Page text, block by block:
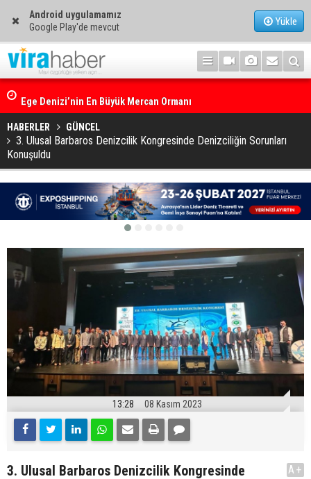
Android uygulamamız
Google Play'de mevcut
Yükle
Ege Denizi’nin En Büyük Mercan Ormanı
HABERLER GÜNCEL
3. Ulusal Barbaros Denizcilik Kongresinde Denizciliğin Sorunları
Konuşuldu
13:28 08 Kasım 2023
3. Ulusal Barbaros Denizcilik Kongresinde
A+